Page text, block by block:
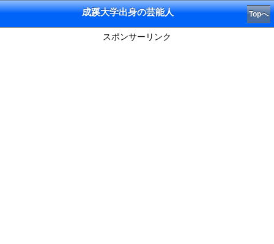
成蹊大学出身の芸能人 Topへ
スポンサーリンク